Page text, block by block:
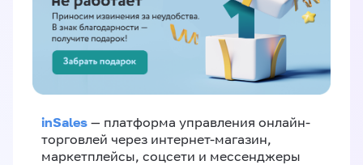
inSales — платформа управления онлайн-
торговлей через интернет-магазин,
маркетплейсы, соцсети и мессенджеры